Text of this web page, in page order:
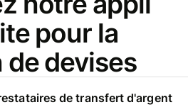
pour la
devises
de transfert d'argent